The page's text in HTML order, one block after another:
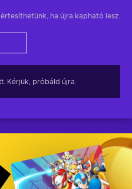
ha újra kapható lesz.
Kérjük, próbáld újra.